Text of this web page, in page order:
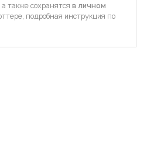
а также сохранятся в личном
подробная инструкция по